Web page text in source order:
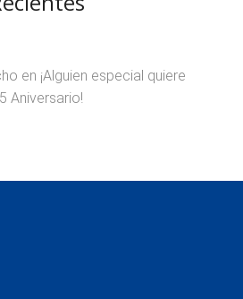
en ¡Alguien especial quiere
Aniversario!